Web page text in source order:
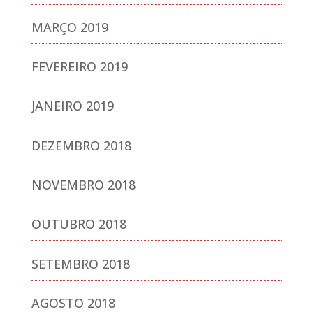
MARÇO 2019
FEVEREIRO 2019
JANEIRO 2019
DEZEMBRO 2018
NOVEMBRO 2018
OUTUBRO 2018
SETEMBRO 2018
AGOSTO 2018